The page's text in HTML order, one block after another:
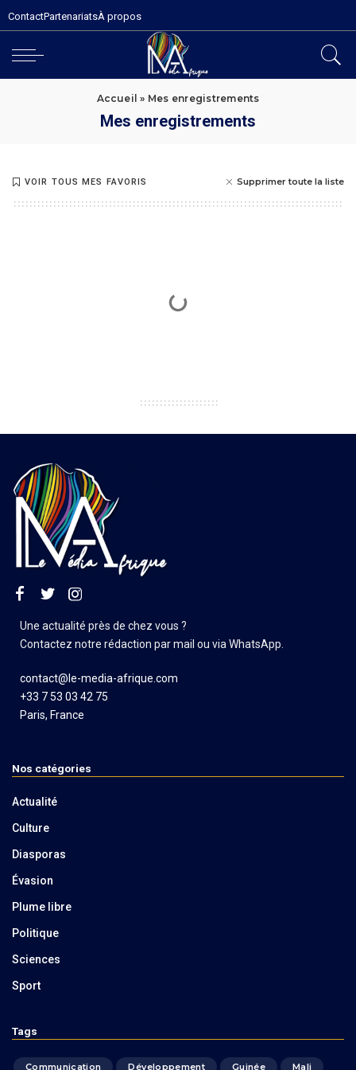
ContactPartenariatsÀ propos
Accueil » Mes enregistrements
Mes enregistrements
VOIR TOUS MES FAVORIS Supprimer toute la liste
Une actualité près de chez vous ?
Contactez notre rédaction par mail ou via WhatsApp.
contact@le-media-afrique.com
+33 7 53 03 42 75
Paris, France
Nos catégories
Actualité
Culture
Diasporas
Évasion
Plume libre
Politique
Sciences
Sport
Tags
Communication Développement Guinée Mali